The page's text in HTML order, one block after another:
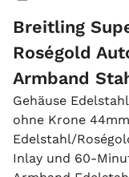
Breitling
Roségold
Armband
Gehäuse
ohne Krone
Edelstahl/
Inlay und 60-